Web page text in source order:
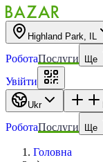
Highland Park, IL
РоботаПослуги Ще
Увійти
Ukr
РоботаПослуги Ще
Головна